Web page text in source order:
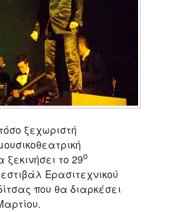
ξεχωριστή
το 29ο
Ερασιτεχνικού
που θα διαρκέσει